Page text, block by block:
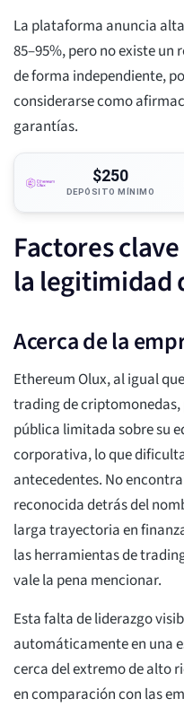
La plataforma anuncia
85–95%, pero no existe
de forma independiente,
considerarse como
garantías.
$250
DEPÓSITO MÍNIMO
Factores
la legitimidad
Acerca de la
Ethereum Olux, al igual
trading de
pública limitada sobre su
corporativa, lo que
antecedentes. No
reconocida detrás del
larga trayectoria en
las herramientas de
vale la pena mencionar.
Esta falta de liderazgo
automáticamente en una
cerca del extremo de alto
en comparación con las